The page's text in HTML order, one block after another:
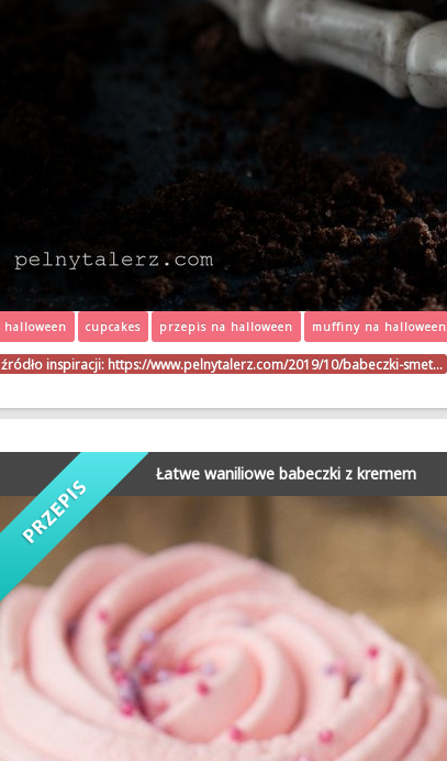
halloween cupcakes przepis na halloween muffiny na halloween
źródło inspiracji: https://www.pelnytalerz.com/2019/10/babeczki-smet…
Łatwe waniliowe babeczki z kremem